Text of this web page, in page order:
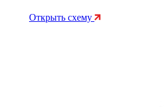
Открыть схему